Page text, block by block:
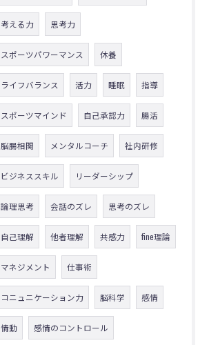
考える力 思考力
スポーツパワーマンス 休養
ライフバランス 活力 睡眠 指導
スポーツマインド 自己承認力 腸活
脳腸相関 メンタルコーチ 社内研修
ビジネススキル リーダーシップ
論理思考 会話のズレ 思考のズレ
自己理解 他者理解 共感力 fine理論
マネジメント 仕事術
コニュニケーション力 脳科学 感情
情動 感情のコントロール